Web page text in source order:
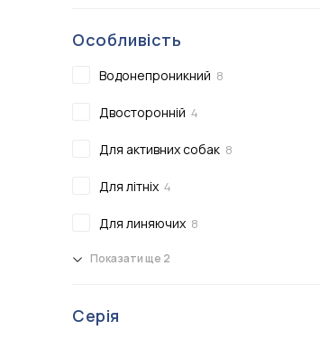
Особливість
Водонепроникний 8
Двосторонній 4
Для активних собак 8
Для літніх 4
Для линяючих 8
Показати ще 2
Серія